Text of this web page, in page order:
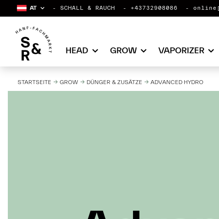
AT SCHALL & RAUCH +43732908086
HEAD GROW VAPORIZER
STARTSEITE GROW DÜNGER & ZUSÄTZE ADVANCED HYDRO